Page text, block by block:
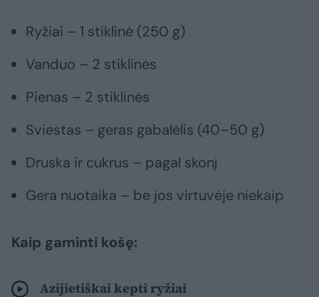
Ryžiai – 1 stiklinė (250 g)
Vanduo – 2 stiklinės
Pienas – 2 stiklinės
Sviestas – geras gabalėlis (40–50 g)
Druska ir cukrus – pagal skonį
Gera nuotaika – be jos virtuvėje niekaip
Kaip gaminti košę:
Azijietiškai kepti ryžiai